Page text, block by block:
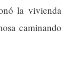
la vivienda
caminando